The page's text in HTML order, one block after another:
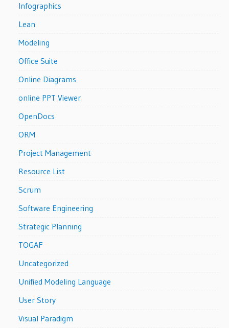
Infographics
Lean
Modeling
Office Suite
Online Diagrams
online PPT Viewer
OpenDocs
ORM
Project Management
Resource List
Scrum
Software Engineering
Strategic Planning
TOGAF
Uncategorized
Unified Modeling Language
User Story
Visual Paradigm